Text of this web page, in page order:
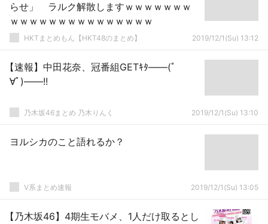
らせ」 ラルク解散しますｗｗｗｗｗｗｗ
ｗｗｗｗｗｗｗｗｗｗｗｗｗｗｗ
HKTまとめもん【HKT48のまとめ】 2019/12/1(Su) 13:12
【速報】中田花奈、冠番組GETｷﾀ――(ﾟ
∀ﾟ)――!!
乃木坂46まとめ 乃木りんく 2019/12/1(Su) 13:10
ヨルシカのこと語れるか？
V系まとめ速報 2019/12/1(Su) 13:05
【乃木坂46】4期生モバメ、1人だけ取るとし